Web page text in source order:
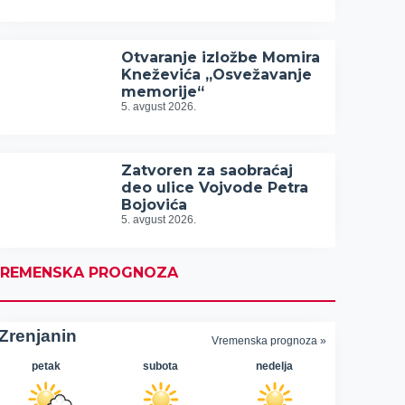
Otvaranje izložbe Momira
Kneževića „Osvežavanje
memorije“
5. avgust 2026.
Zatvoren za saobraćaj
deo ulice Vojvode Petra
Bojovića
5. avgust 2026.
PROGNOZA